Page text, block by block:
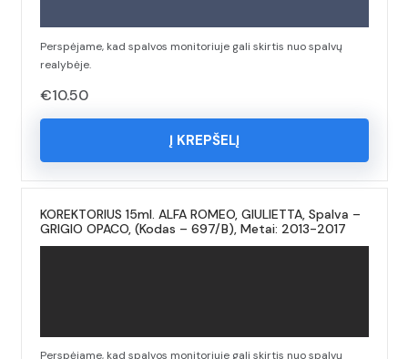
Perspėjame, kad spalvos monitoriuje gali skirtis nuo spalvų
realybėje.
€10.50
Į KREPŠELĮ
KOREKTORIUS 15ml. ALFA ROMEO, GIULIETTA, Spalva –
GRIGIO OPACO, (Kodas – 697/B), Metai: 2013-2017
Perspėjame, kad spalvos monitoriuje gali skirtis nuo spalvų